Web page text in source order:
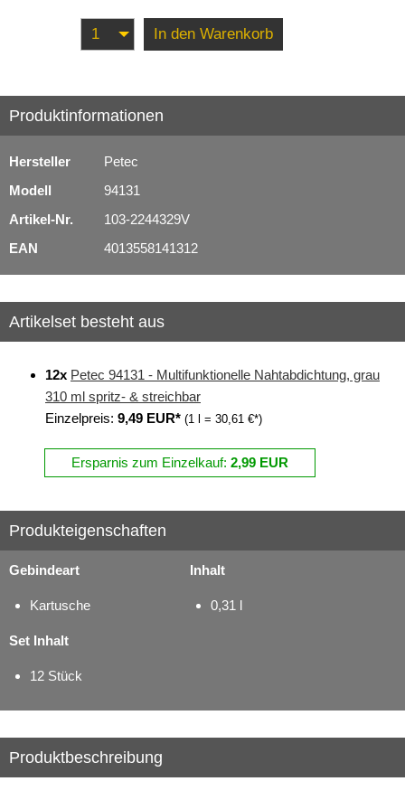
In den Warenkorb
Produktinformationen
Hersteller
Petec
Modell
94131
Artikel-Nr.
103-2244329V
EAN
4013558141312
Artikelset besteht aus
12x Petec 94131 - Multifunktionelle Nahtabdichtung, grau
310 ml spritz- & streichbar
Einzelpreis: 9,49 EUR* (1 l = 30,61 €*)
Ersparnis zum Einzelkauf: 2,99 EUR
Produkteigenschaften
Gebindeart
Kartusche
Inhalt
0,31 l
Set Inhalt
12 Stück
Produktbeschreibung